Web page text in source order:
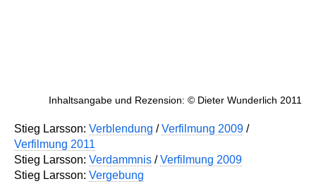
Inhaltsangabe und Rezension: © Dieter Wunderlich 2011
Stieg Larsson: Verblendung /Verfilmung 2009 /
Verfilmung 2011
Stieg Larsson: Verdammnis /Verfilmung 2009
Stieg Larsson: Vergebung